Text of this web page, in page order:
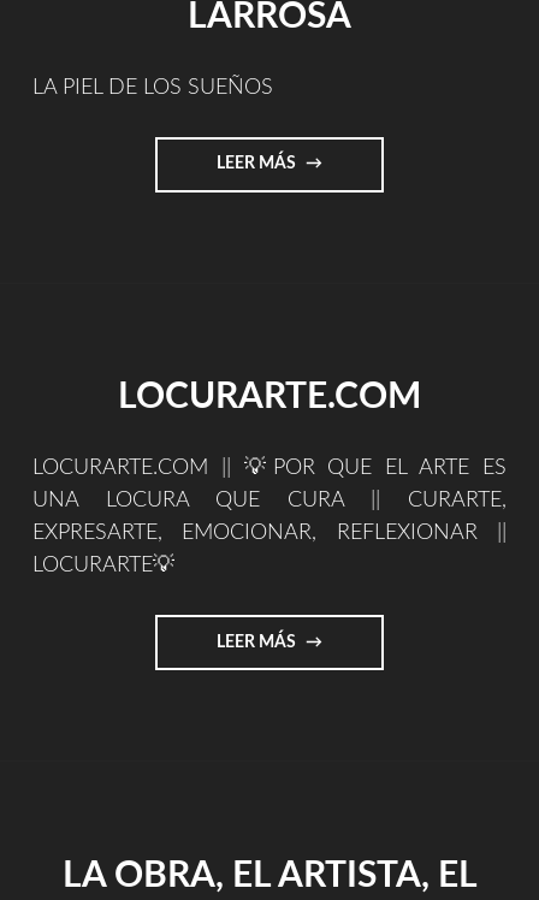
LARROSA
LA PIEL DE LOS SUEÑOS
LEER MÁS "LA
PIEL
POR
LARROSA"
LOCURARTE.COM
LOCURARTE.COM || 💡POR QUE EL ARTE ES
UNA LOCURA QUE CURA || CURARTE,
EXPRESARTE, EMOCIONAR, REFLEXIONAR ||
LOCURARTE💡
LEER MÁS "LOCURARTE.COM"
LA OBRA, EL ARTISTA, EL